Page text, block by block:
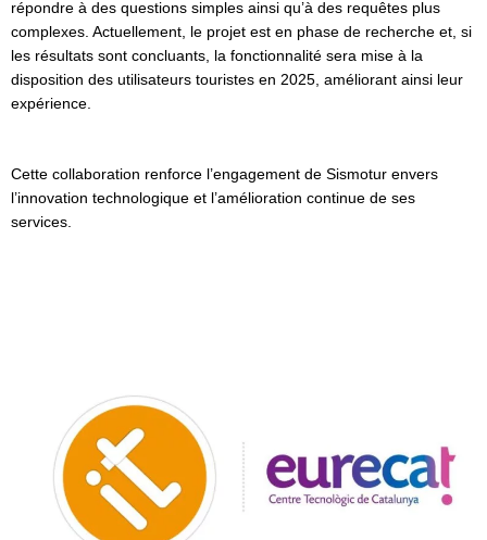
répondre à des questions simples ainsi qu’à des requêtes plus
complexes. Actuellement, le projet est en phase de recherche et, si
les résultats sont concluants, la fonctionnalité sera mise à la
disposition des utilisateurs touristes en 2025, améliorant ainsi leur
expérience.
Cette collaboration renforce l’engagement de Sismotur envers
l’innovation technologique et l’amélioration continue de ses
services.